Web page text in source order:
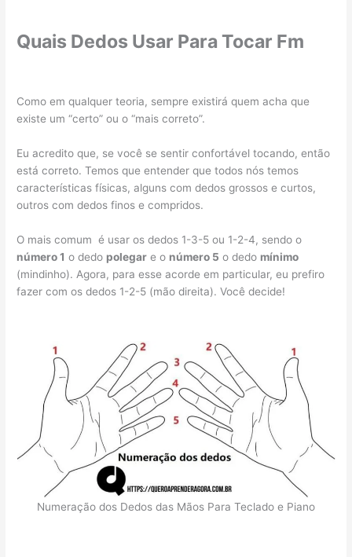
Quais Dedos Usar Para Tocar Fm
Como em qualquer teoria, sempre existirá quem acha que
existe um “certo” ou o “mais correto”.
Eu acredito que, se você se sentir confortável tocando, então
está correto. Temos que entender que todos nós temos
características físicas, alguns com dedos grossos e curtos,
outros com dedos finos e compridos.
O mais comum é usar os dedos 1-3-5 ou 1-2-4, sendo o
número 1 o dedo polegar e o número 5 o dedo mínimo
(mindinho). Agora, para esse acorde em particular, eu prefiro
fazer com os dedos 1-2-5 (mão direita). Você decide!
Numeração dos Dedos das Mãos Para Teclado e Piano